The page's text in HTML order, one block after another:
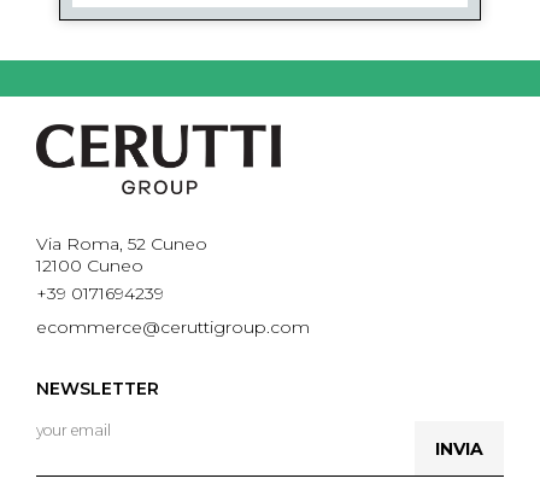
1DI 1
Via Roma, 52 Cuneo
12100 Cuneo
+39 0171694239
ecommerce@ceruttigroup.com
NEWSLETTER
INVIA